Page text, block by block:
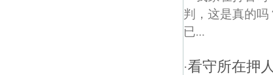
判，这是真的
已...
·看守所在押